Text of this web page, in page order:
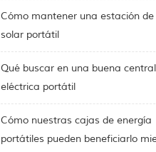
Cómo mantener una estación de
solar portátil
Qué buscar en una buena central
eléctrica portátil
Cómo nuestras cajas de energía
portátiles pueden beneficiarlo